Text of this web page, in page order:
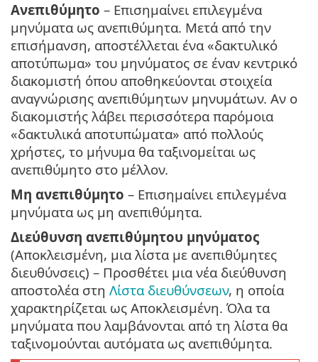
Ανεπιθύμητο – Επισημαίνει επιλεγμένα
μηνύματα ως ανεπιθύμητα. Μετά από την
επισήμανση, αποστέλλεται ένα «δακτυλικό
αποτύπωμα» του μηνύματος σε έναν κεντρικό
διακομιστή όπου αποθηκεύονται στοιχεία
αναγνώρισης ανεπιθύμητων μηνυμάτων. Αν ο
διακομιστής λάβει περισσότερα παρόμοια
«δακτυλικά αποτυπώματα» από πολλούς
χρήστες, το μήνυμα θα ταξινομείται ως
ανεπιθύμητο στο μέλλον.
Μη ανεπιθύμητο – Επισημαίνει επιλεγμένα
μηνύματα ως μη ανεπιθύμητα.
Διεύθυνση ανεπιθύμητου μηνύματος
(Αποκλεισμένη, μια λίστα με ανεπιθύμητες
διευθύνσεις) – Προσθέτει μια νέα διεύθυνση
αποστολέα στη Λίστα διευθύνσεων, η οποία
χαρακτηρίζεται ως Αποκλεισμένη. Όλα τα
μηνύματα που λαμβάνονται από τη λίστα θα
ταξινομούνται αυτόματα ως ανεπιθύμητα.